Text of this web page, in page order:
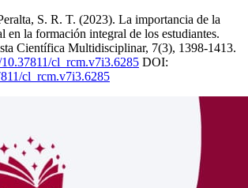
S. R. T. (2023). La importancia de la
en la formación integral de los estudiantes.
Científica Multidisciplinar, 7(3), 1398-1413.
cl_rcm.v7i3.6285 DOI:
cl_rcm.v7i3.6285